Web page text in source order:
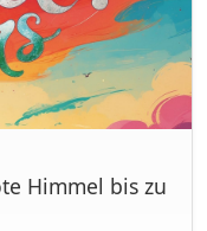
Himmel bis zu